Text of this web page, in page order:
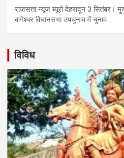
राजसत्ता न्यूज़ ब्यूरो देहरादून 3 सितंबर।
बागेश्वर विधानसभा उपचुनाव में चुनाव…
विविध